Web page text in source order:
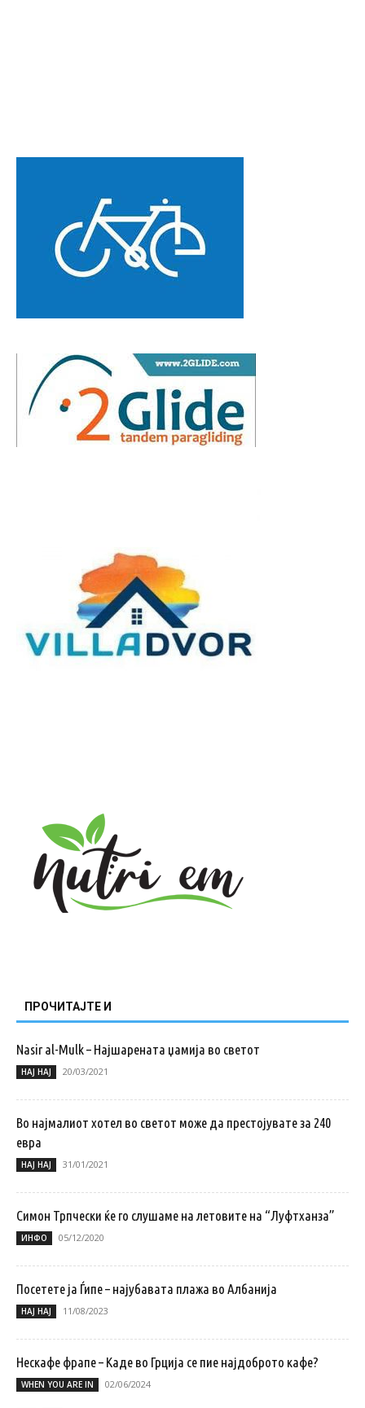
ПРОЧИТАЈТЕ И
Nasir al-Mulk – Најшарената џамија во светот
НАЈ НАЈ 20/03/2021
Во најмалиот хотел во светот може да престојувате за 240
евра
НАЈ НАЈ 31/01/2021
Симон Трпчески ќе го слушаме на летовите на “Луфтханза”
ИНФО 05/12/2020
Посетете ја Ѓипе – најубавата плажа во Албанија
НАЈ НАЈ 11/08/2023
Нескафе фрапе – Каде во Грција се пие најдоброто кафе?
WHEN YOU ARE IN 02/06/2024